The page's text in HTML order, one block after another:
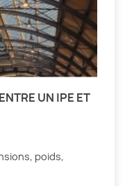
UN IPE ET
poids,